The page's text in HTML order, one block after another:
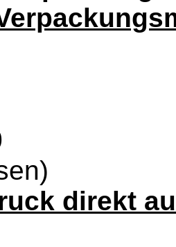
direkt